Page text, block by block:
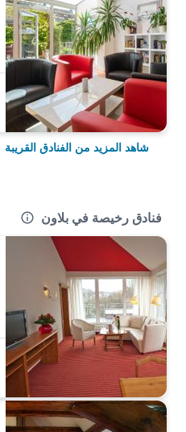
شاهد المزيد من الفنادق القريبة
فنادق رخيصة في بلاون